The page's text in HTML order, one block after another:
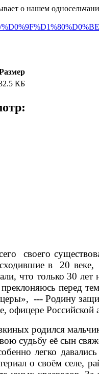
о нашем
КБ
своего
в 20
что только 30
перед
--- Родину
офицере
родился
судьбу её сын
легко давались
о своём селе,